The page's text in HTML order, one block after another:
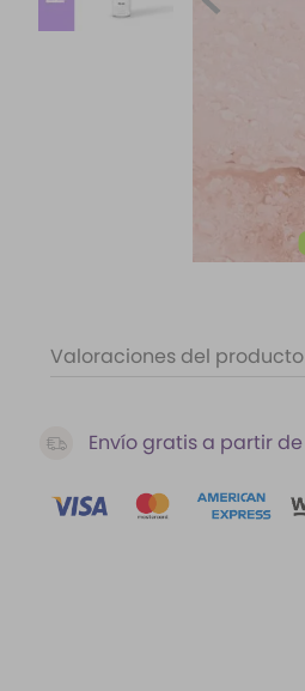
Valoraciones del producto
Envío gratis a partir de